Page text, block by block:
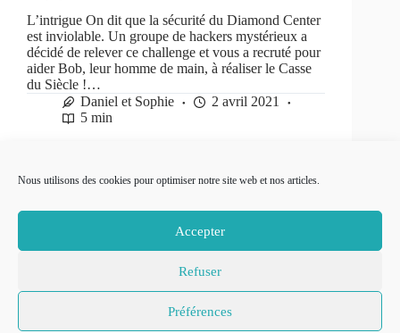
Nous utilisons des cookies pour optimiser notre site web et nos articles.
Accepter
Refuser
Préférences
L’intrigue On dit que la sécurité du Diamond Center
est inviolable. Un groupe de hackers mystérieux a
décidé de relever ce challenge et vous a recruté pour
aider Bob, leur homme de main, à réaliser le Casse
du Siècle !…
Daniel et Sophie
2 avril 2021
5 min
© 2007-2026
Réalisation